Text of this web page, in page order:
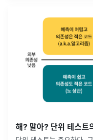
해? 말아? 단위 테스트